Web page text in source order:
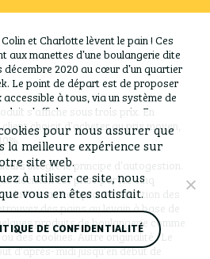
et Charlotte lèvent le pain ! Ces
aux manettes d’une boulangerie dite
décembre 2020 au cœur d’un quartier
Le point de départ est de proposer
à tous, via un système de
s’affiche sous trois prix. En
choisit d’acheter au prix moyen,
intégré le principe d’autogestion.
décision est prise par les cinq
du four au comptoir en fonction des
des pains au levain à base de
produits de boulangerie comme
des cookies. Autre originalité : Le
d’après- midi jusqu’en début de
pour nous assurer que
la meilleure expérience sur
site web.
à utiliser ce site, nous
vous en êtes satisfait.
DE CONFIDENTIALITÉ